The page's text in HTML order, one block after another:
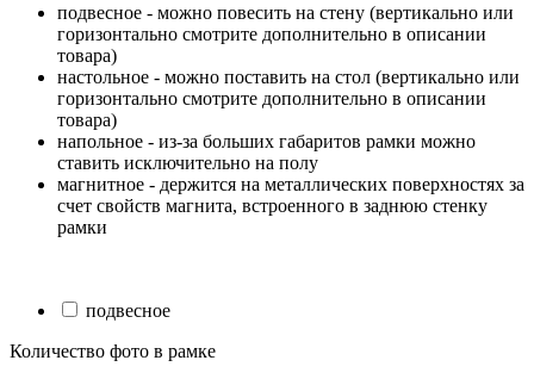
подвесное - можно повесить на стену (вертикально или
горизонтально смотрите дополнительно в описании
товара)
настольное - можно поставить на стол (вертикально или
горизонтально смотрите дополнительно в описании
товара)
напольное - из-за больших габаритов рамки можно
ставить исключительно на полу
магнитное - держится на металлических поверхностях за
счет свойств магнита, встроенного в заднюю стенку
рамки
подвесное
Количество фото в рамке